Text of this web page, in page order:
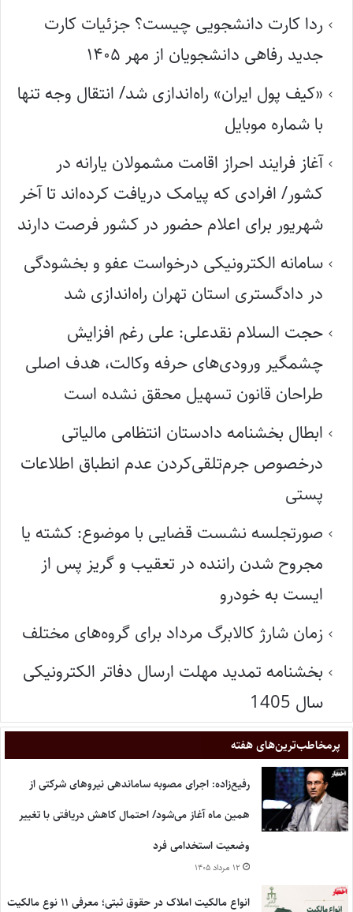
ردا کارت دانشجویی چیست؟ جزئیات کارت
جدید رفاهی دانشجویان از مهر ۱۴۰۵
«کیف پول ایران» راه‌اندازی شد/ انتقال وجه تنها
با شماره موبایل
آغاز فرایند احراز اقامت مشمولان یارانه در
کشور/ افرادی که پیامک دریافت کرده‌اند تا آخر
شهریور برای اعلام حضور در کشور فرصت دارند
سامانه الکترونیکی درخواست عفو و بخشودگی
در دادگستری استان تهران راه‌اندازی شد
حجت السلام نقدعلی: علی رغم افزایش
چشمگیر ورودی‌های حرفه وکالت، هدف اصلی
طراحان قانون تسهیل محقق نشده است
ابطال بخشنامه دادستان انتظامی مالیاتی
درخصوص جرم‌تلقی‌کردن عدم انطباق اطلاعات
پستی
صورتجلسه نشست قضایی با موضوع: کشته یا
مجروح شدن راننده در تعقیب و گریز پس از
ایست به خودرو
زمان شارژ کالابرگ مرداد برای گروه‌های مختلف
بخشنامه تمدید مهلت ارسال دفاتر الکترونیکی
سال 1405
پر‌مخاطب‌ترین‌های هفته
رفیع‌زاده: اجرای مصوبه ساماندهی نیروهای شرکتی از
همین ماه آغاز می‌شود/ احتمال کاهش دریافتی با تغییر
وضعیت استخدامی فرد
۱۲ مرداد ۱۴۰۵
انواع مالکیت املاک در حقوق ثبتی؛ معرفی ۱۱ نوع مالکیت